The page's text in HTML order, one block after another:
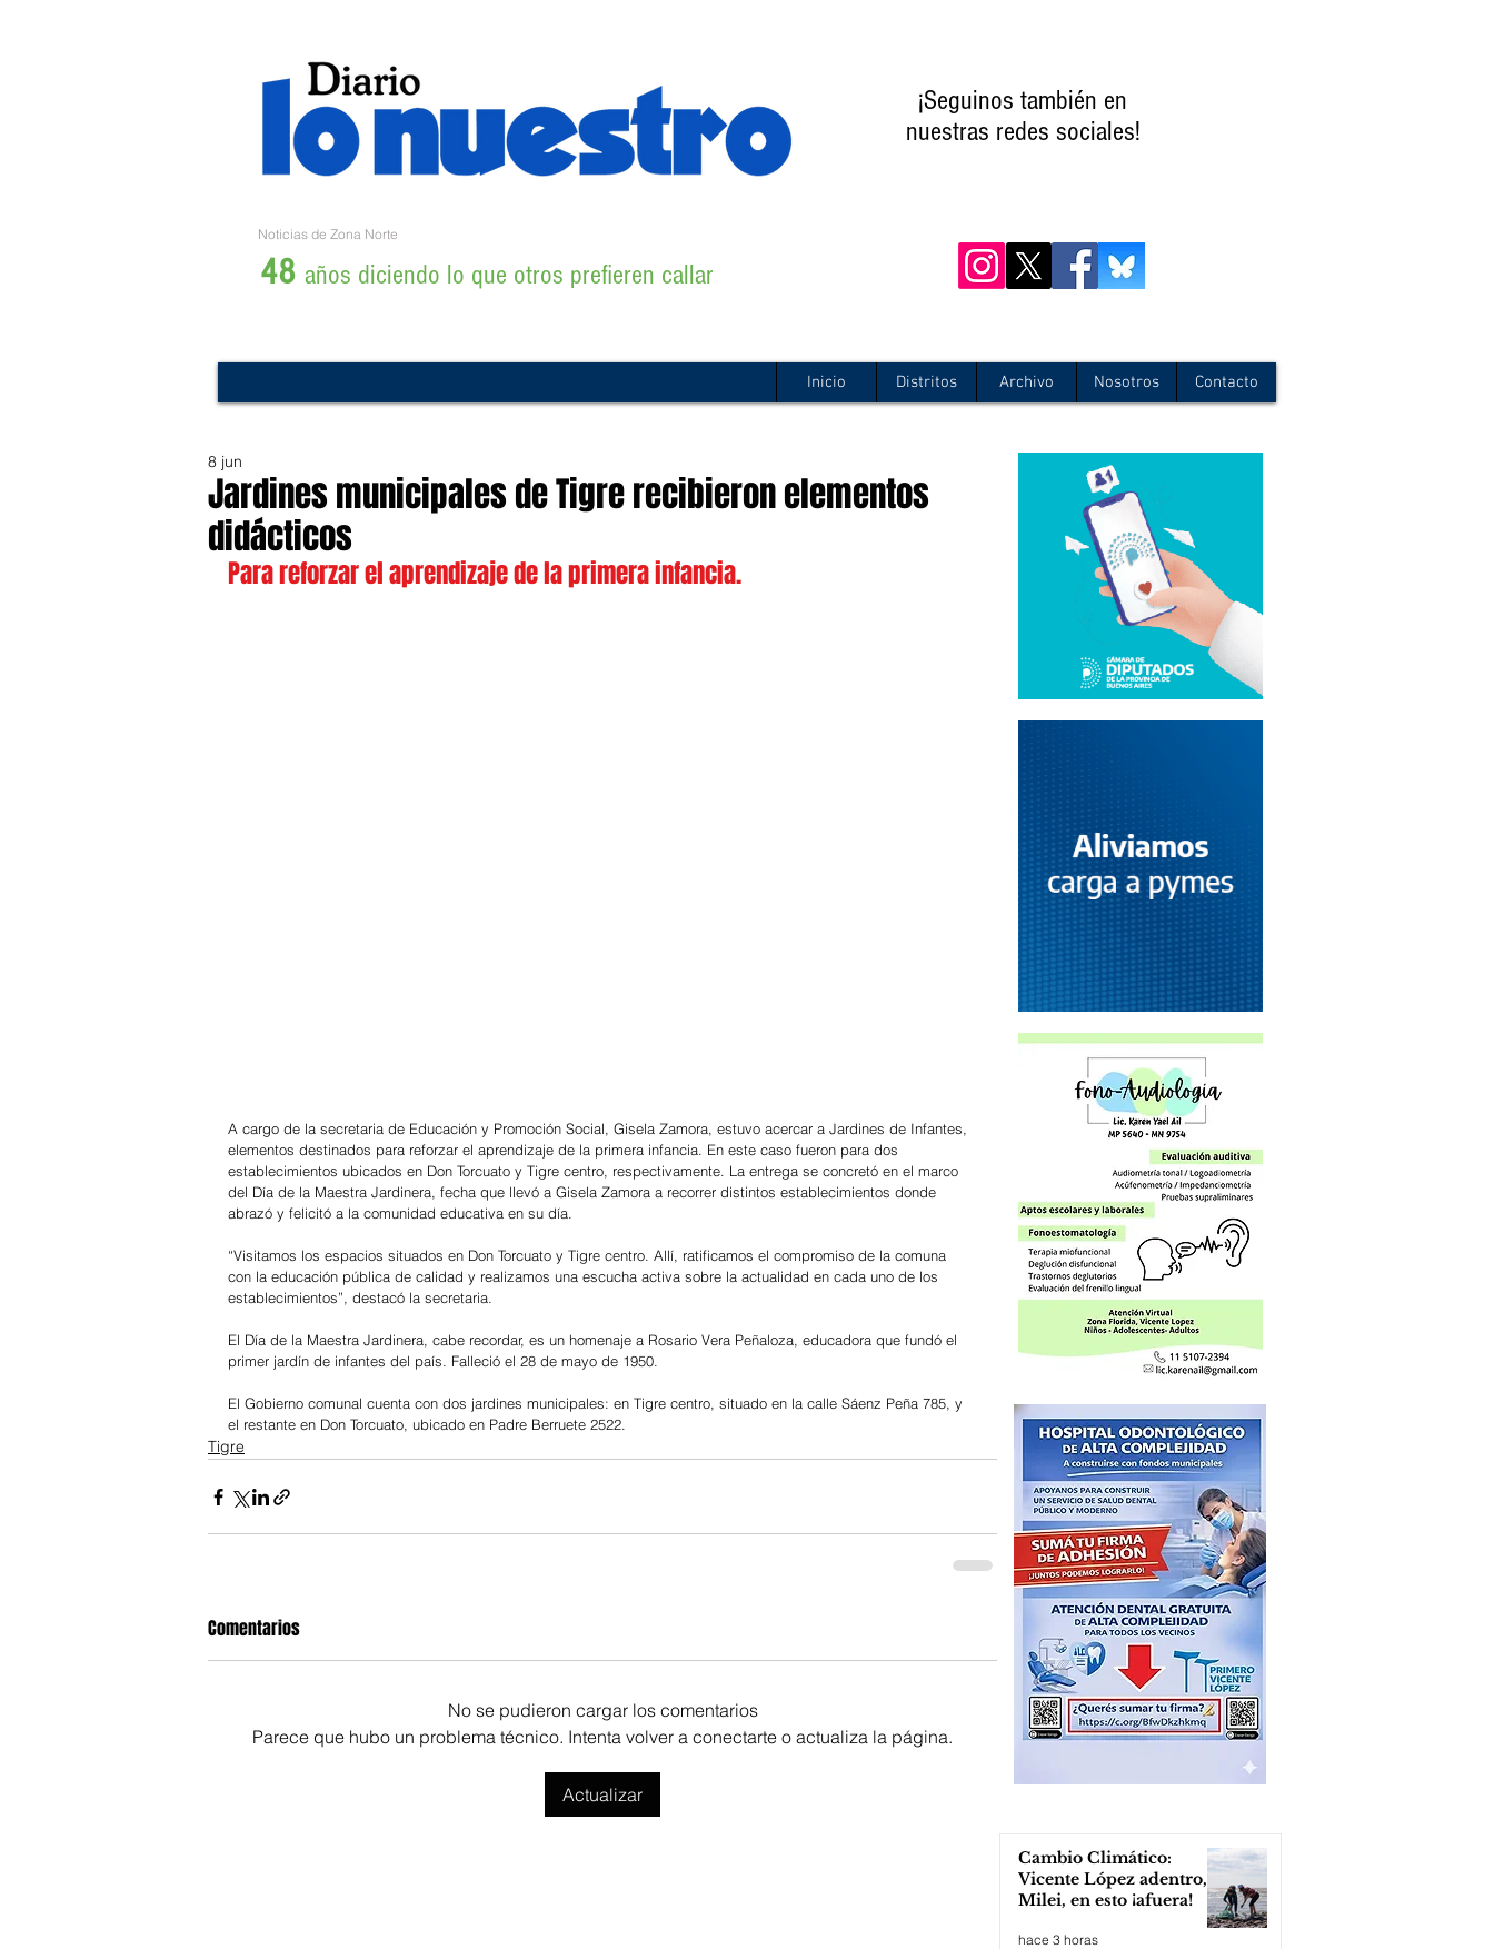
¡Seguinos también en
nuestras redes sociales!
Noticias de Zona Norte
48 años diciendo lo que otros prefieren callar
Inicio Distritos Archivo Nosotros Contacto
Jardines municipales de Tigre recibieron elementos
didácticos
8 jun
Para reforzar el aprendizaje de la primera infancia.
A cargo de la secretaria de Educación y Promoción Social, Gisela Zamora, estuvo acercar a Jardines de Infantes,
elementos destinados para reforzar el aprendizaje de la primera infancia. En este caso fueron para dos
establecimientos ubicados en Don Torcuato y Tigre centro, respectivamente. La entrega se concretó en el marco
del Día de la Maestra Jardinera, fecha que llevó a Gisela Zamora a recorrer distintos establecimientos donde
abrazó y felicitó a la comunidad educativa en su día.
“Visitamos los espacios situados en Don Torcuato y Tigre centro. Allí, ratificamos el compromiso de la comuna
con la educación pública de calidad y realizamos una escucha activa sobre la actualidad en cada uno de los
establecimientos”, destacó la secretaria.
El Día de la Maestra Jardinera, cabe recordar, es un homenaje a Rosario Vera Peñaloza, educadora que fundó el
primer jardín de infantes del país. Falleció el 28 de mayo de 1950.
El Gobierno comunal cuenta con dos jardines municipales: en Tigre centro, situado en la calle Sáenz Peña 785, y
el restante en Don Torcuato, ubicado en Padre Berruete 2522.
Tigre
Comentarios
No se pudieron cargar los comentarios
Parece que hubo un problema técnico. Intenta volver a conectarte o actualiza la página.
Actualizar
Cambio Climático:
Vicente López adentro,
Milei, en esto ¡afuera!
hace 3 horas